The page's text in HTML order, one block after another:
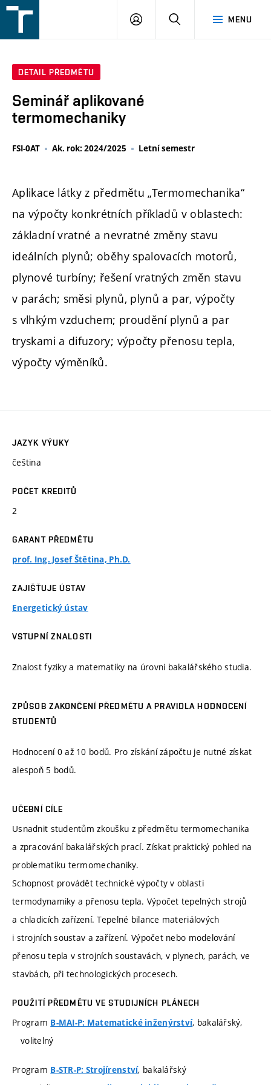
v
MENU
PŘIHLÁŠENÍ
DETAIL PŘEDMĚTU
Seminář aplikované
termomechaniky
FSI-0AT Ak. rok: 2024/2025 Letní semestr
Aplikace látky z předmětu „Termomechanika“
na výpočty konkrétních příkladů v oblastech:
základní vratné a nevratné změny stavu
ideálních plynů; oběhy spalovacích motorů,
plynové turbíny; řešení vratných změn stavu
v parách; směsi plynů, plynů a par, výpočty
s vlhkým vzduchem; proudění plynů a par
tryskami a difuzory; výpočty přenosu tepla,
výpočty výměníků.
JAZYK VÝUKY
čeština
POČET KREDITŮ
2
GARANT PŘEDMĚTU
prof. Ing. Josef Štětina, Ph.D.
ZAJIŠŤUJE ÚSTAV
Energetický ústav
VSTUPNÍ ZNALOSTI
Znalost fyziky a matematiky na úrovni bakalářského studia.
ZPŮSOB ZAKONČENÍ PŘEDMĚTU A PRAVIDLA HODNOCENÍ
STUDENTŮ
Hodnocení 0 až 10 bodů. Pro získání zápočtu je nutné získat
alespoň 5 bodů.
UČEBNÍ CÍLE
Usnadnit studentům zkoušku z předmětu termomechanika
a zpracování bakalářských prací. Získat praktický pohled na
problematiku termomechaniky.
Schopnost provádět technické výpočty v oblasti
termodynamiky a přenosu tepla. Výpočet tepelných strojů
a chladicích zařízení. Tepelné bilance materiálových
i strojních soustav a zařízení. Výpočet nebo modelování
přenosu tepla v strojních soustavách, v plynech, parách, ve
stavbách, při technologických procesech.
POUŽITÍ PŘEDMĚTU VE STUDIJNÍCH PLÁNECH
Program B-MAI-P: Matematické inženýrství, bakalářský,
volitelný
Program B-STR-P: Strojírenství, bakalářský